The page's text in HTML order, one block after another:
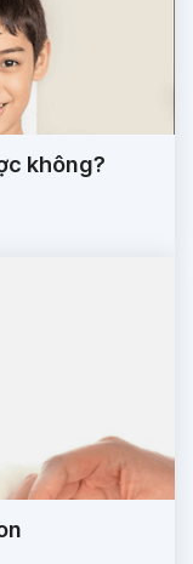
không?